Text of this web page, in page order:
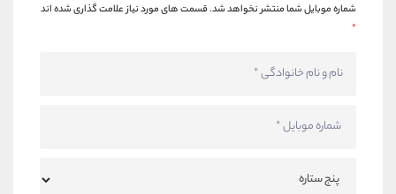
شماره موبایل شما منتشر نخواهد شد.قسمت های مورد نیاز علامت گذاری شده اند
*